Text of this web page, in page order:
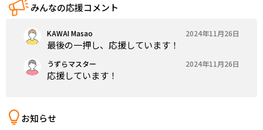
みんなの応援コメント
KAWAI Masao 2024年11月26日
最後の一押し、応援しています！
うずらマスター 2024年11月26日
応援しています！
お知らせ